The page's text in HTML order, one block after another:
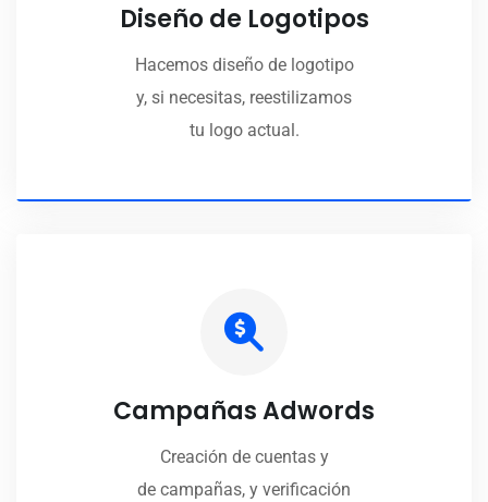
Diseño de Logotipos
Hacemos diseño de logotipo
y, si necesitas, reestilizamos
tu logo actual.
Campañas Adwords
Creación de cuentas y
de campañas, y verificación